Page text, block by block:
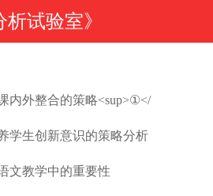
析试验室》
内外整合的策略<sup>①</
学生创新意识的策略分析
文教学中的重要性